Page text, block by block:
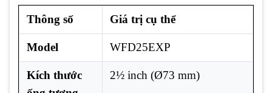
Thông số Giá trị cụ thể
Model WFD25EXP
Kích thước
2½ inch (Ø73 mm)